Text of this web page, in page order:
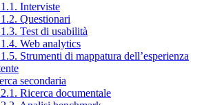
Interviste
Questionari
Test di usabilità
Web analytics
Strumenti di mappatura dell’esperienza
secondaria
Ricerca documentale